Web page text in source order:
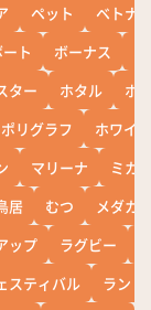
ペット
ベトナ
ト ボーナス
ター ホタル
ホ
ポリグラフ
ホワイ
マリーナ
ミカ
居 むつ
メダカ
ップ ラグビー
スティバル
ランド